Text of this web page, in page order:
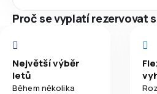
Proč se vyplatí rezervovat
Největší výběr
letů
Během několika